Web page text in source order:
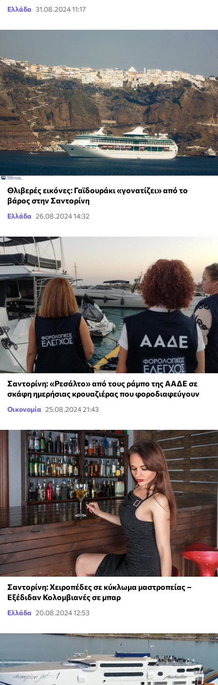
Ελλάδα 31.08.2024 11:17
Θλιβερές εικόνες: Γαϊδουράκι «γονατίζει» από το
βάρος στην Σαντορίνη
Ελλάδα 26.08.2024 14:32
Σαντορίνη: «Ρεσάλτο» από τους ράμπο της ΑΑΔΕ σε
σκάφη ημερήσιας κρουαζιέρας που φοροδιαφεύγουν
Οικονομία 25.08.2024 21:43
Σαντορίνη: Χειροπέδες σε κύκλωμα μαστροπείας –
Εξέδιδαν Κολομβιανές σε μπαρ
Ελλάδα 20.08.2024 12:53